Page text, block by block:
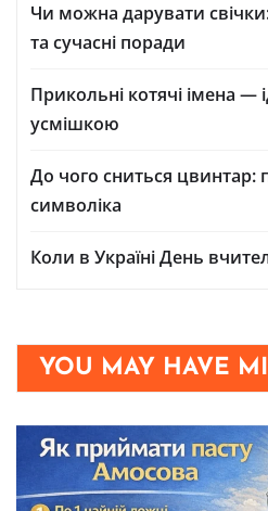
Чи можна дарувати
та сучасні поради
Прикольні котячі імена —
усмішкою
До чого сниться цвинтар:
символіка
Коли в Україні День
YOU MAY HAVE